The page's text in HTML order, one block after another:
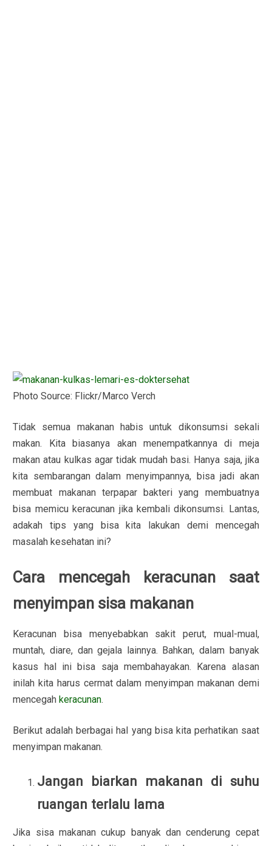
Photo Source: Flickr/Marco Verch
Tidak semua makanan habis untuk dikonsumsi sekali
makan. Kita biasanya akan menempatkannya di meja
makan atau kulkas agar tidak mudah basi. Hanya saja, jika
kita sembarangan dalam menyimpannya, bisa jadi akan
membuat makanan terpapar bakteri yang membuatnya
bisa memicu keracunan jika kembali dikonsumsi. Lantas,
adakah tips yang bisa kita lakukan demi mencegah
masalah kesehatan ini?
Cara mencegah keracunan saat
menyimpan sisa makanan
Keracunan bisa menyebabkan sakit perut, mual-mual,
muntah, diare, dan gejala lainnya. Bahkan, dalam banyak
kasus hal ini bisa saja membahayakan. Karena alasan
inilah kita harus cermat dalam menyimpan makanan demi
mencegah keracunan.
Berikut adalah berbagai hal yang bisa kita perhatikan saat
menyimpan makanan.
Jangan biarkan makanan di suhu
ruangan terlalu lama
Jika sisa makanan cukup banyak dan cenderung cepat